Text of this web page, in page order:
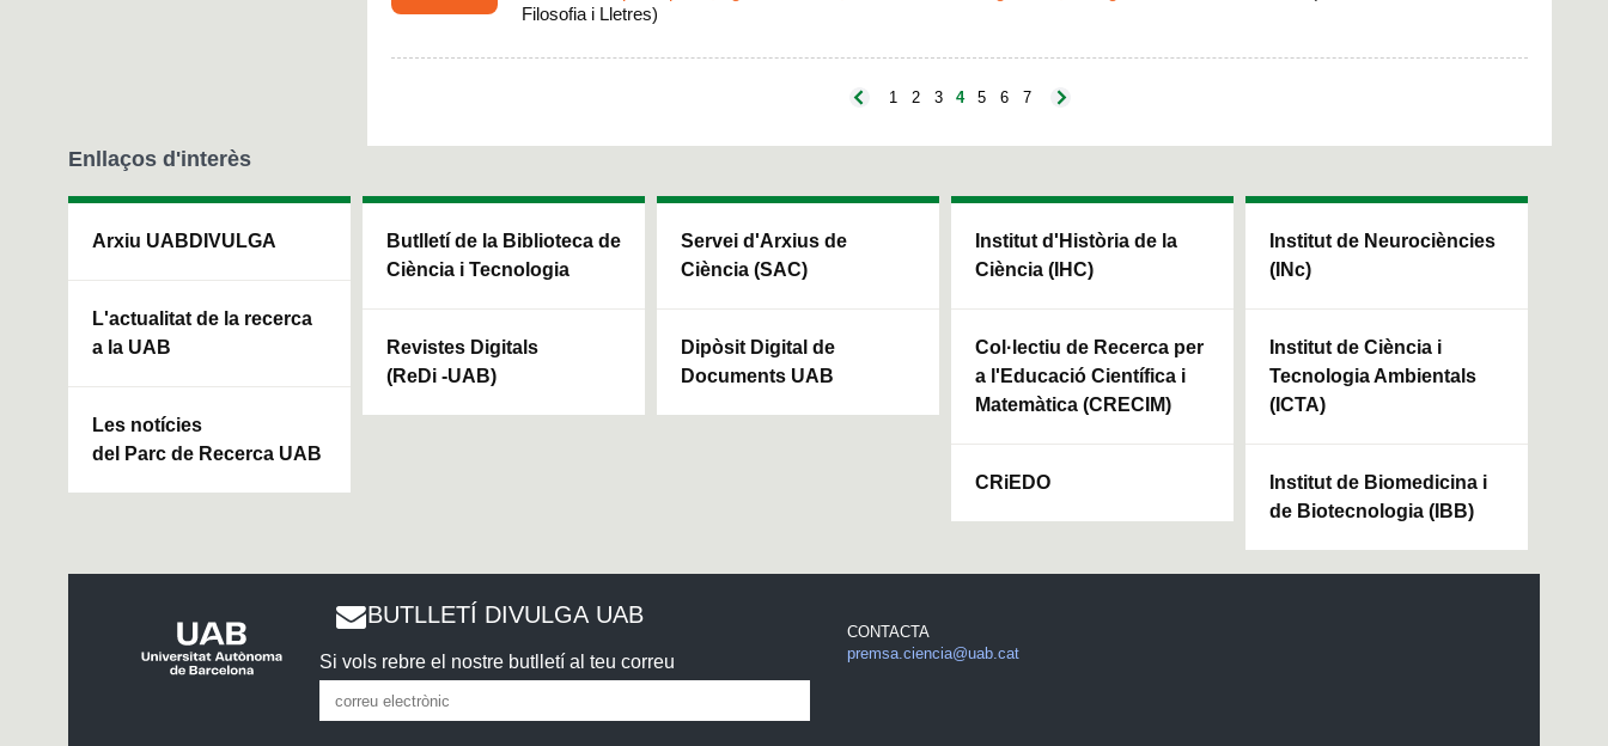
Filosofia i Lletres)
1 2 3 4 5 6 7
Enllaços d'interès
Arxiu UABDIVULGA
L'actualitat de la recerca
a la UAB
Les notícies
del Parc de Recerca UAB
Butlletí de la Biblioteca de
Ciència i Tecnologia
Revistes Digitals
(ReDi -UAB)
Servei d'Arxius de
Ciència (SAC)
Dipòsit Digital de
Documents UAB
Institut d'Història de la
Ciència (IHC)
Col·lectiu de Recerca per
a l'Educació Científica i
Matemàtica (CRECIM)
CRiEDO
Institut de Neurociències
(INc)
Institut de Ciència i
Tecnologia Ambientals
(ICTA)
Institut de Biomedicina i
de Biotecnologia (IBB)
BUTLLETÍ DIVULGA UAB
Si vols rebre el nostre butlletí al teu correu
CONTACTA
premsa.ciencia@uab.cat